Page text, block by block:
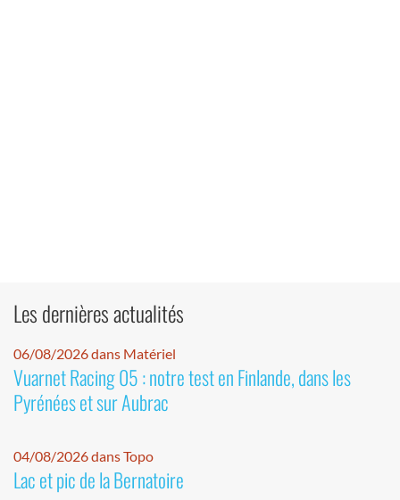
Les dernières actualités
06/08/2026 dans Matériel
Vuarnet Racing 05 : notre test en Finlande, dans les
Pyrénées et sur Aubrac
04/08/2026 dans Topo
Lac et pic de la Bernatoire